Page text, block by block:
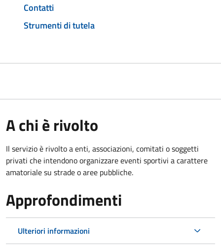
Contatti
Strumenti di tutela
A chi è rivolto
Il servizio è rivolto a enti, associazioni, comitati o soggetti
privati che intendono organizzare eventi sportivi a carattere
amatoriale su strade o aree pubbliche.
Approfondimenti
Ulteriori informazioni